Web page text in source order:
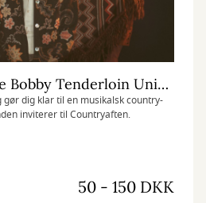
Countryaften: The Bobby Tenderloin Universe og Aske Skat (med mulighed for fællesspisning)
dig klar til en musikalsk country-
inviterer til Countryaften.
50 - 150 DKK